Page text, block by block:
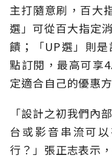
主打隨意刷，百大
選」可從百大指定
饋；「UP選」則
點訂閱，最高可享
定適合自己的優惠
「設計之初我們內
台或影音串流可
行？」張正志表示